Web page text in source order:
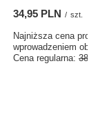
34,95 PLN / szt.
Najniższa cena
wprowadzeniem
Cena regularna: